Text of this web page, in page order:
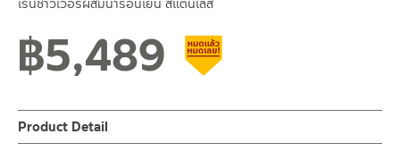
เรนชาวเวอร์ผสมน้ำร้อนเย็น สแตนเลส
฿5,489
Product Detail